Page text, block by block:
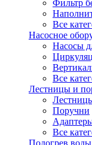
Фильтр
Все
Насосное
Насосы
Все
Лестницы и
Поручни
Все
Подогрев воды